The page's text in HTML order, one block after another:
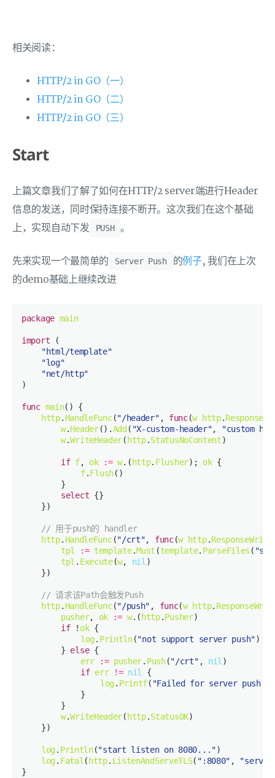
相关阅读：
HTTP/2 in GO（一）
HTTP/2 in GO（二）
HTTP/2 in GO（三）
Start
上篇文章我们了解了如何在HTTP/2 server端进行Header
信息的发送，同时保持连接不断开。这次我们在这个基础
上，实现自动下发
PUSH 。
先来实现一个最简单的 Server Push 的例子, 我们在上次
的demo基础上继续改进
package main
import
"html/template"
"log"
"net/http"
func main()
http. HandleFunc("/header" , func(w http.
w.Header().Add ( "X-custom-header",
"custom
w.WriteHeader( http.StatusNoContent
if f, ok := w.( http. Flusher); ok
f.Flush
select
// 用于push的 handler
http. HandleFunc("/crt", func(w http.
tpl
:= template.Must (template. ParseFiles (
tpl . Execute(w, nil
// 请求该Path会触发Push
http. HandleFunc("/push" , func(w http.
pusher, ok := w.( http.Pusher
if ! ok
log. Println("not support server push"
		}
else
err
:= pusher. Push("/crt" , nil
if err != nil
log. Printf( "Failed for server push:
w.WriteHeader( http.StatusOK
log. Println("start listen on 8080..."
log. Fatal ( http. ListenAndServeTLS( ":8080" ,